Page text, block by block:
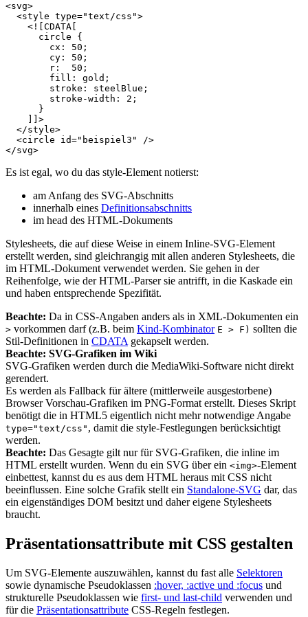
<svg>
<style type="text/css">
<![CDATA[
      circle {
        cx: 50;
        cy: 50;
        r:  50;
        fill: gold;
        stroke: steelBlue;
        stroke-width: 2;
      }
    ]]>
</style>
<circle
id="beispiel3"
/>
</svg>
Es ist egal, wo du das style-Element notierst:
am Anfang des SVG-Abschnitts
innerhalb eines Definitionsabschnitts
im head des HTML-Dokuments
Stylesheets, die auf diese Weise in einem Inline-SVG-Element
erstellt werden, sind gleichrangig mit allen anderen Stylesheets, die
im HTML-Dokument verwendet werden. Sie gehen in der
Reihenfolge, wie der HTML-Parser sie antrifft, in die Kaskade ein
und haben entsprechende Spezifität.
Beachte: Da in CSS-Angaben anders als in XML-Dokumenten ein
> vorkommen darf (z.B. beim Kind-Kombinator E > F) sollten die
Stil-Definitionen in CDATAgekapselt werden.
Beachte: SVG-Grafiken im Wiki
SVG-Grafiken werden durch die MediaWiki-Software nicht direkt
gerendert.
Es werden als Fallback für ältere (mittlerweile ausgestorbene)
Browser Vorschau-Grafiken im PNG-Format erstellt. Dieses Skript
benötigt die in HTML5 eigentlich nicht mehr notwendige Angabe
type="text/css" , damit die style-Festlegungen berücksichtigt
werden.
Beachte: Das Gesagte gilt nur für SVG-Grafiken, die inline im
HTML erstellt wurden. Wenn du ein SVG über ein <img>-Element
einbettest, kannst du es aus dem HTML heraus mit CSS nicht
beeinflussen. Eine solche Grafik stellt ein Standalone-SVG dar, das
ein eigenständiges DOM besitzt und daher eigene Stylesheets
braucht.
Präsentationsattribute mit CSS gestalten
Um SVG-Elemente auszuwählen, kannst du fast alle Selektoren
sowie dynamische Pseudoklassen :hover, :active und :focus und
strukturelle Pseudoklassen wie first- und last-child verwenden und
für die Präsentationsattribute CSS-Regeln festlegen.